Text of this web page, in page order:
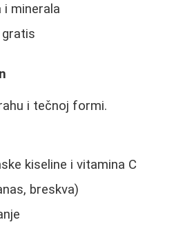
i minerala
gratis
i tečnoj formi.
kiseline i vitamina C
breskva)